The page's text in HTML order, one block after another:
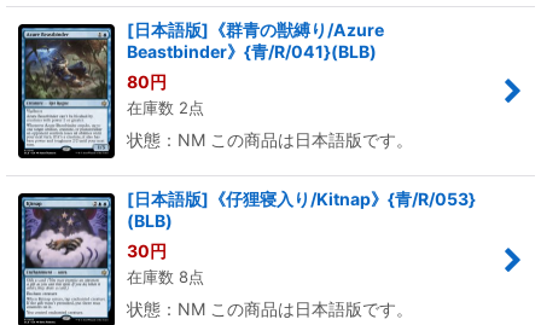
[日本語版]《群青の獣縛り/Azure
Beastbinder》{青/R/041}(BLB)
80円
在庫数 2点
状態：NM この商品は日本語版です。
[日本語版]《仔狸寝入り/Kitnap》{青/R/053}
(BLB)
30円
在庫数 8点
状態：NM この商品は日本語版です。